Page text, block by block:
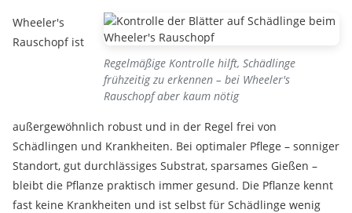
Regelmäßige Kontrolle hilft, Schädlinge
frühzeitig zu erkennen – bei Wheeler's
Rauschopf aber kaum nötig
Wheeler's
Rauschopf ist
außergewöhnlich robust und in der Regel frei von
Schädlingen und Krankheiten. Bei optimaler Pflege – sonniger
Standort, gut durchlässiges Substrat, sparsames Gießen –
bleibt die Pflanze praktisch immer gesund. Die Pflanze kennt
fast keine Krankheiten und ist selbst für Schädlinge wenig